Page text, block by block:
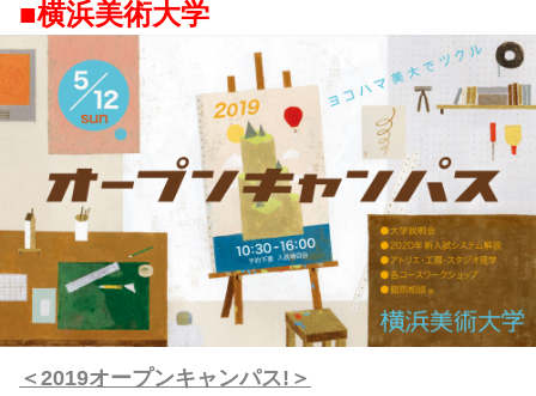
■横浜美術大学
＜2019オープンキャンパス!＞